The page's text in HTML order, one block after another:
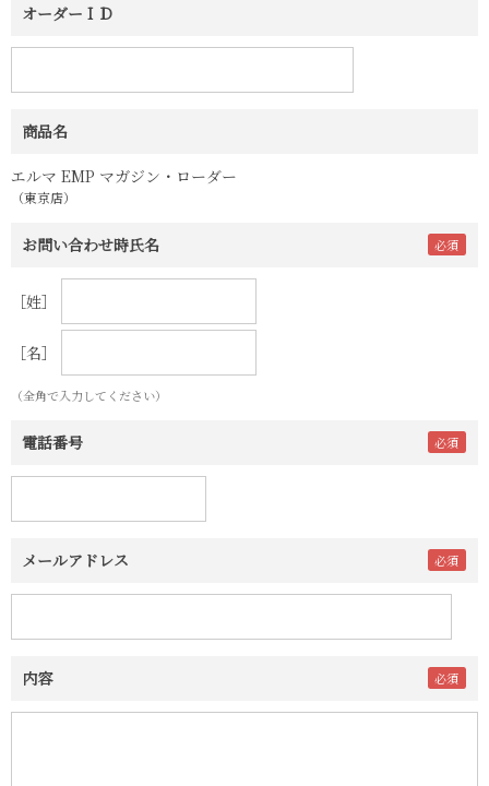
オーダーＩＤ
商品名
エルマ EMP マガジン・ローダー
（東京店）
お問い合わせ時氏名
［姓］
［名］
（全角で入力してください）
電話番号
メールアドレス
内容